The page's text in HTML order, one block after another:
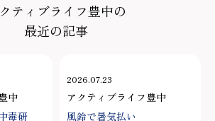
ティブライフ豊中の
最近の記事
中
毒研
2026.07.23
アクティブライフ豊中
風鈴で暑気払い